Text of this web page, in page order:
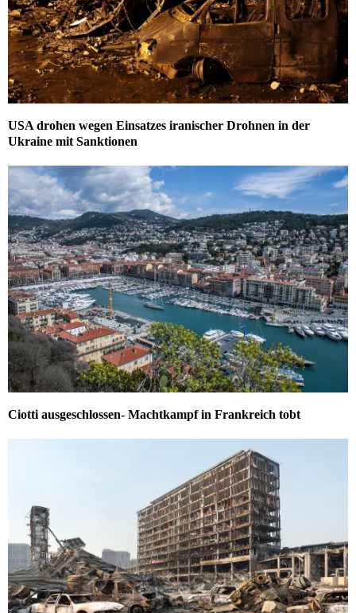
USA drohen wegen Einsatzes iranischer Drohnen in der
Ukraine mit Sanktionen
Ciotti ausgeschlossen- Machtkampf in Frankreich tobt